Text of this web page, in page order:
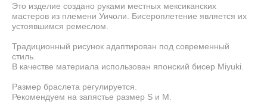
Это изделие создано руками местных мексиканских
мастеров из племени Уичоли. Бисероплетение является их
устоявшимся ремеслом.
Традиционный рисунок адаптирован под современный
стиль.
В качестве материала использован японский бисер Miyuki.
Размер браслета регулируется.
Рекомендуем на запястье размер S и М.